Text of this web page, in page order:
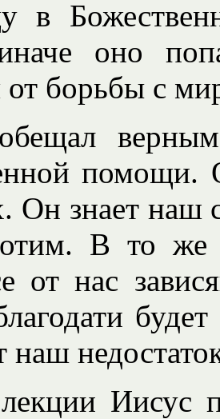
в
оно
от борьбы с
помощи.
Он знает наш
В то же
от нас
наш
Иисус